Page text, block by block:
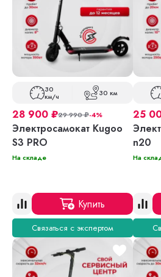
30
км/ч 30 км
28 900 ₽29 990₽-4%
Электросамокат Kugoo
S3 PRO
На складе
Купить
Связаться с экспертом
25
n20
На